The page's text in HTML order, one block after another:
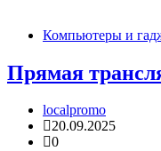
Компьютеры и
Прямая
localpromo
20.09.2025
0